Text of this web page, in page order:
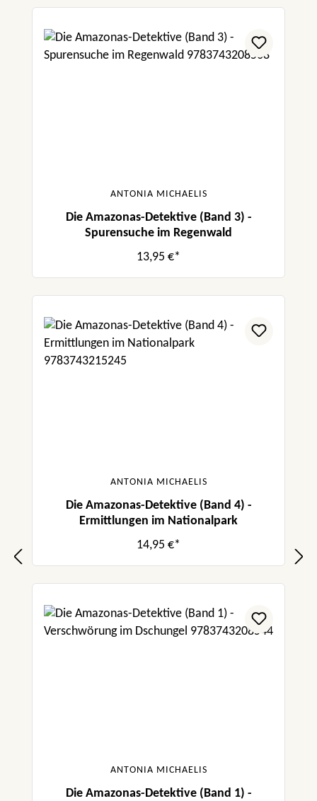
ANTONIA MICHAELIS
Die Amazonas-Detektive (Band 3) -
Spurensuche im Regenwald
13,95 €*
ANTONIA MICHAELIS
Die Amazonas-Detektive (Band 4) -
Ermittlungen im Nationalpark
14,95 €*
ANTONIA MICHAELIS
Die Amazonas-Detektive (Band 1) -